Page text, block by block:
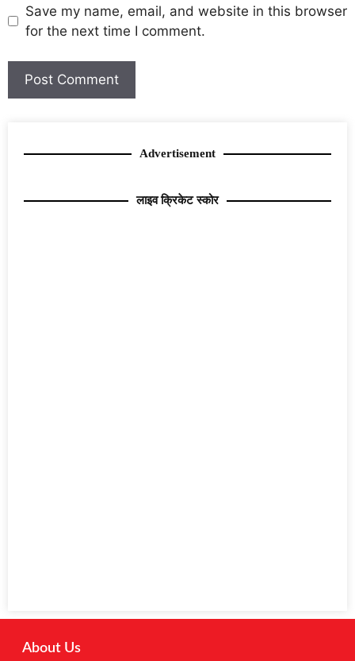
Save my name, email, and website in this browser
for the next time I comment.
Advertisement
लाइव क्रिकेट स्कोर
About Us